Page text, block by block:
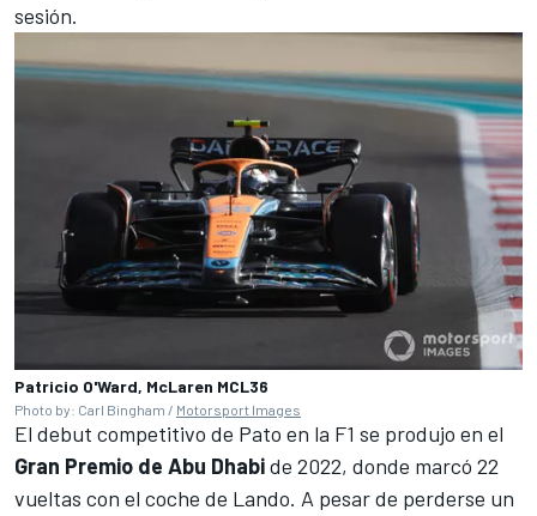
sesión.
Patricio O'Ward, McLaren MCL36
Photo by: Carl Bingham / Motorsport Images
El debut competitivo de Pato en la F1 se produjo en el
Gran Premio de Abu Dhabide 2022, donde marcó 22
vueltas con el coche de Lando. A pesar de perderse un